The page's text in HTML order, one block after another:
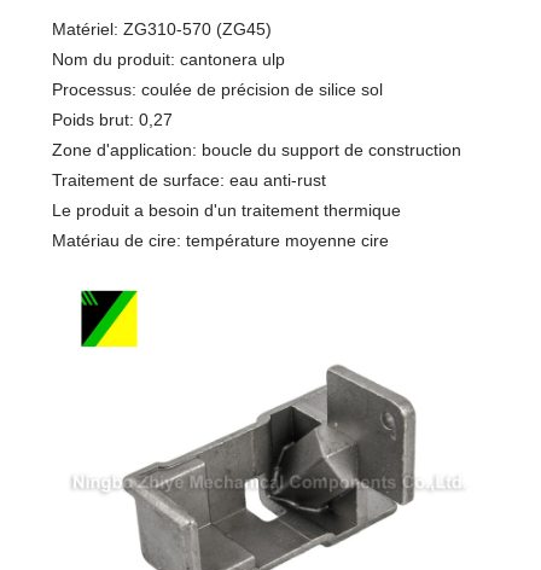
Matériel: ZG310-570 (ZG45)
Nom du produit: cantonera ulp
Processus: coulée de précision de silice sol
Poids brut: 0,27
Zone d'application: boucle du support de construction
Traitement de surface: eau anti-rust
Le produit a besoin d'un traitement thermique
Matériau de cire: température moyenne cire